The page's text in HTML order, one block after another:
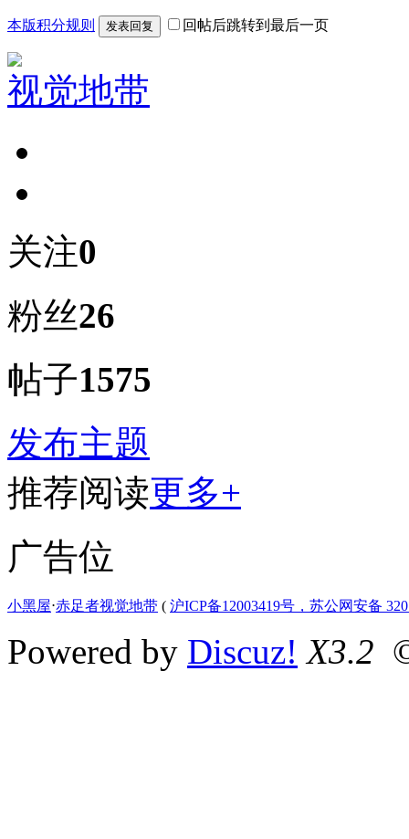
本版积分规则 发表回复 回帖后跳转到最后一页
视觉地带
关注0
粉丝26
帖子1575
发布主题
推荐阅读更多+
广告位
小黑屋⋅赤足者视觉地带 ( 沪ICP备12003419号，苏公网安备
Powered by Discuz! X3.2